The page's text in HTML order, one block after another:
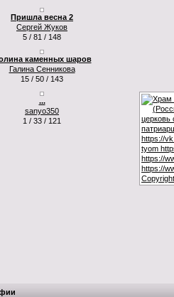
Пришла весна 2
Сергей Жуков
5 / 81 / 148
каменных шаров
Галина Сенникова
15 / 50 / 143
...
sanyo350
1 / 33 / 121